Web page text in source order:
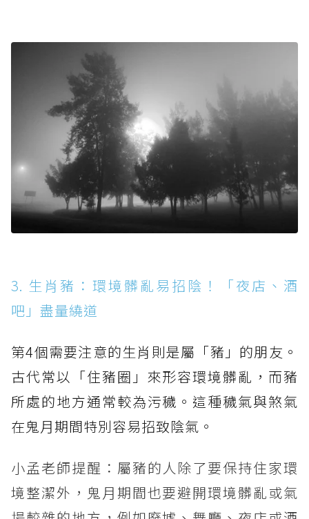
3. 生肖豬：環境髒亂易招陰！「夜店、酒
吧」盡量繞道
第4個需要注意的生肖則是屬「豬」的朋友。
古代常以「住豬圈」來形容環境髒亂，而豬
所處的地方通常較為污穢。這種穢氣與煞氣
在鬼月期間特別容易招致陰氣。
小孟老師提醒：屬豬的人除了要保持住家環
境整潔外，鬼月期間也要避開環境髒亂或氣